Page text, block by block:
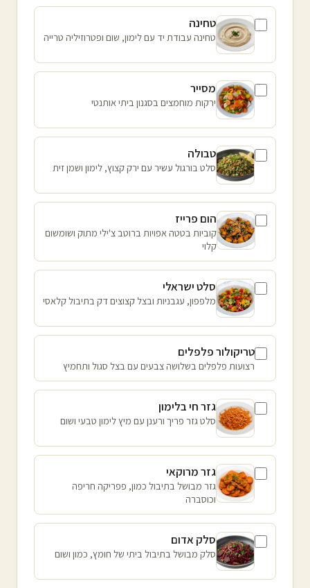
טחינה
טחינה עבודת יד עם לימון, שום ופטרוזיליה טרייה
מסייר
ירקות מוחמצים בסגנון ביתי אותנטי
טבולה
סלט בורגול עשיר עם ירק קצוץ, לימון ושמן זית
הום פרייז
קוביות בטטה אפויות ברוטב צ'ילי מתוק ושומשום
קלוי
סלט ישראלי
מלפפון, עגבניות ובצל קצוצים דק בתיבול קלאסי
טריקולור פלפלים
רצועות פלפלים בשלושה צבעים עם בצל סגול ותחמיץ
גזר חי בלימון
סלט גזר פריך ורענן עם מיץ לימון טבעי ושום
גזר מרוקאי
גזר מבושל בתיבול כמון, פפריקה חריפה
וכוסברה
סלק אדום
סלק מבושל בתיבול ביתי של חומץ, כמון ושום